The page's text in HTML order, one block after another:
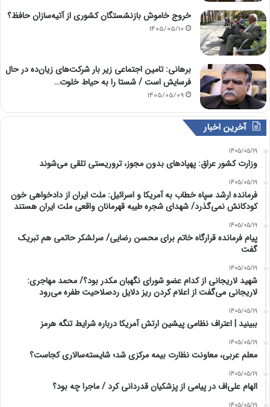
خروج خاموش بازنشستگان کشوری از آتیه‌سازان حافظ؟
1405/05/10
برهانی: تامین اجتماعی زیر بار شرکت‌های زیان‌ده در حال
فرسایش است / شستا را به حیاط خلوت…
1405/05/09
آخرین اخبار
1405/05/19
وزارت کشور عراق: پهپادهای بدون مجوز، تروریستی تلقی می‌شوند
1405/05/19
فرمانده ارشد سپاه خطاب به آمریکا و اسرائیل: ملت ایران از دادخواهی خون
کودکانش نمی‌گذرد/ شهدای شجره طیبه قهرمانان واقعی ملت ایران هستند
1405/05/19
پیام فرمانده قرارگاه خاتم برای محسن رضایی/ سرلشکر حاتمی هم تبریک
گفت
1405/05/19
شهید لاریجانی از کدام عضو شورای نگهبان مکدر بود؟/ محمد مهاجری:
لاریجانی می‌گفت از اعلام کردن ریز دلایل ردصلاحیت طفره می‌رود
1405/05/19
ببینید | اعتراف نظامی پیشین ارتش آمریکا درباره شرایط تنگه هرمز
1405/05/19
معلم عربی، معاونت نظارت بیمه مرکزی شد؛ شایسته‌سالاری کجاست؟
1405/05/19
الهام علی‌اف در پیامی از پزشکیان قدردانی کرد / ماجرا چه بود؟